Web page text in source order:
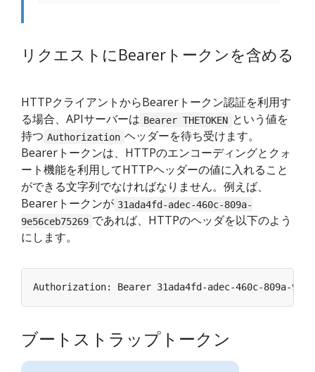
リクエストにBearerトークンを含める
HTTPクライアントからBearerトークン認証を利用す
る場合、APIサーバーは Bearer THETOKEN という値を
持つ Authorization ヘッダーを待ち受けます。
Bearerトークンは、HTTPのエンコーディングとクォ
ート機能を利用してHTTPヘッダーの値に入れること
ができる文字列でなければなりません。例えば、
Bearerトークンが 31ada4fd-adec-460c-809a-
9e56ceb75269 であれば、HTTPのヘッダを以下のよう
にします。
ブートストラップトークン